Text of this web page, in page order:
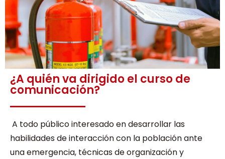
¿A quién va dirigido el curso de
comunicación?
A todo público interesado en desarrollar las
habilidades de interacción con la población ante
una emergencia, técnicas de organización y